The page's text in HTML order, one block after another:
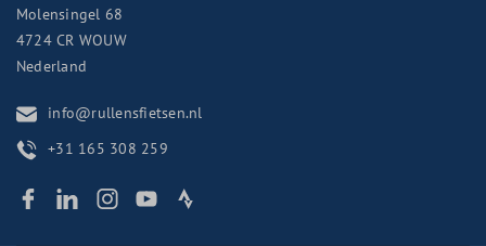
Molensingel 68
4724 CR WOUW
Nederland
info@rullensfietsen.nl
+31 165 308 259